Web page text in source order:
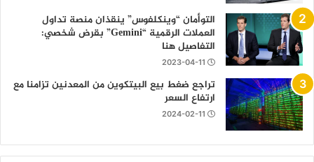
التوأمان “وينكلفوس” ينقذان منصة تداول
العملات الرقمية “Gemini” بقرض شخصي:
التفاصيل هنا
2023-04-11
تراجع ضغط بيع البيتكوين من المعدنين تزامنا مع
ارتفاع السعر
2024-02-11